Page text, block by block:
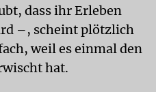
dass ihr Erleben
–, scheint plötzlich
weil es einmal den
hat.